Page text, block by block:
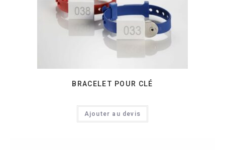
BRACELET POUR CLÉ
Ajouter au devis